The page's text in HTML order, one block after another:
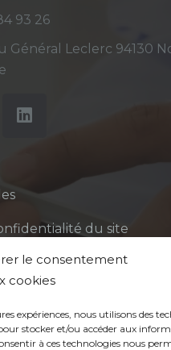
le consentement
cookies
expériences, nous utilisons des
stocker et/ou accéder aux
à ces technologies nous
93 26
Général Leclerc 94130
du site
des données de la